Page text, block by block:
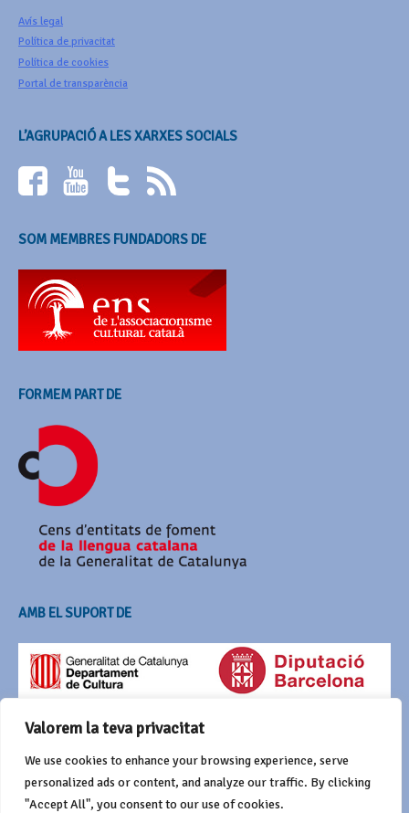
Valorem la teva privacitat
We use cookies to enhance your browsing experience, serve
personalized ads or content, and analyze our traffic. By clicking
"Accept All", you consent to our use of cookies.
Avís legal
Política de privacitat
Política de cookies
Portal de transparència
L’AGRUPACIÓ A LES XARXES SOCIALS
SOM MEMBRES FUNDADORS DE
FORMEM PART DE
AMB EL SUPORT DE